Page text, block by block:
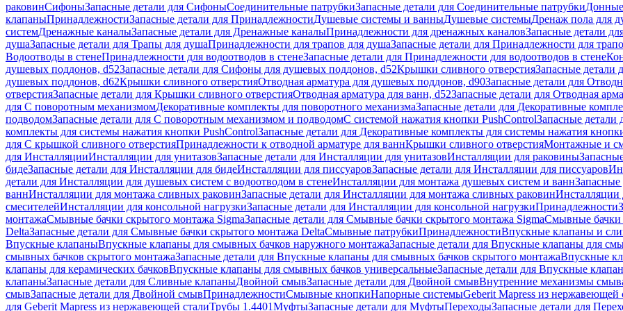
раковинСифоныЗапасные детали для СифоныСоединительные патрубкиЗапасные детали для Соединительные патрубки
клапаныПринадлежностиЗапасные детали для ПринадлежностиДушевые системы и ванныДушевые системыДренаж пола для
системДренажные каналыЗапасные детали для Дренажные каналыПринадлежности для дренажных каналовЗапасные детали
душаЗапасные детали для Трапы для душаПринадлежности для трапов для душаЗапасные детали для Принадлежности для
Водоотводы в стенеПринадлежности для водоотводов в стенеЗапасные детали для Принадлежности для водоотводов в стене
душевых поддонов, d52Запасные детали для Сифоны для душевых поддонов, d52Крышки сливного отверстияЗапасные детали
душевых поддонов, d62Крышки сливного отверстияОтводная арматура для душевых поддонов, d90Запасные детали для
отверстияЗапасные детали для Крышки сливного отверстияОтводная арматура для ванн, d52Запасные детали для Отводная
для С поворотным механизмомДекоративные комплекты для поворотного механизмаЗапасные детали для Декоративные
подводомЗапасные детали для С поворотным механизмом и подводомС системой нажатия кнопки PushControlЗапасные детали
комплекты для системы нажатия кнопки PushControlЗапасные детали для Декоративные комплекты для системы нажатия
для С крышкой сливного отверстияПринадлежности к отводной арматуре для ваннКрышки сливного отверстияМонтажные и
для ИнсталляцииИнсталляции для унитазовЗапасные детали для Инсталляции для унитазовИнсталляции для раковины
бидеЗапасные детали для Инсталляции для бидеИнсталляции для писсуаровЗапасные детали для Инсталляции для писсуаров
детали для Инсталляции для душевых систем с водоотводом в стенеИнсталляции для монтажа душевых систем и ванн
ваннИнсталляции для монтажа сливных раковинЗапасные детали для Инсталляции для монтажа сливных раковинИнсталляции
смесителейИнсталляции для консольной нагрузкиЗапасные детали для Инсталляции для консольной нагрузкиПринадлежности
монтажаСмывные бачки скрытого монтажа SigmaЗапасные детали для Смывные бачки скрытого монтажа SigmaСмывные бачки
DeltaЗапасные детали для Смывные бачки скрытого монтажа DeltaСмывные патрубкиПринадлежностиВпускные клапаны и
Впускные клапаныВпускные клапаны для смывных бачков наружного монтажаЗапасные детали для Впускные клапаны для
смывных бачков скрытого монтажаЗапасные детали для Впускные клапаны для смывных бачков скрытого монтажаВпускные
клапаны для керамических бачковВпускные клапаны для смывных бачков универсальныеЗапасные детали для Впускные
клапаныЗапасные детали для Сливные клапаныДвойной смывЗапасные детали для Двойной смывВнутренние механизмы
смывЗапасные детали для Двойной смывПринадлежностиСмывные кнопкиНапорные системыGeberit Mapress из нержавеющей
для Geberit Mapress из нержавеющей сталиТрубы 1.4401МуфтыЗапасные детали для МуфтыПереходыЗапасные детали для